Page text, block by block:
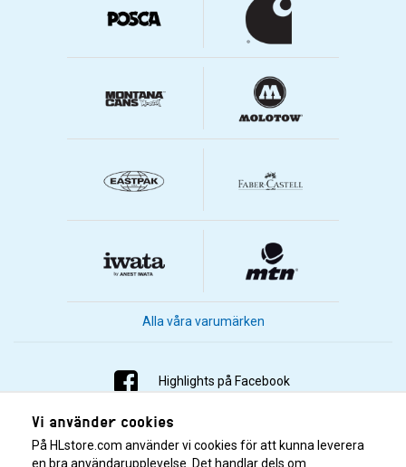
Alla våra varumärken
Highlights på Facebook
Highlights på Instagram
Highlights på Youtube
Vi använder cookies
På HLstore.com använder vi cookies för att kunna leverera
en bra användarupplevelse. Det handlar dels om